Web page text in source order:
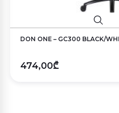
DON ONE – GC300 BLACK/
474,00₾